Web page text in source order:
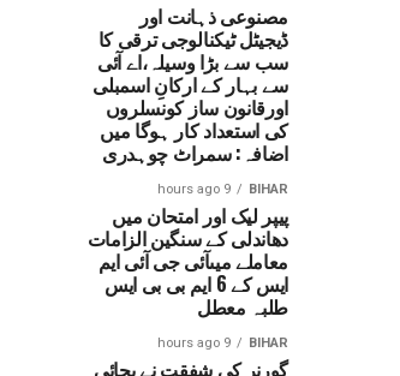
مصنوعی ذہانت اور
ڈیجیٹل ٹیکنالوجی ترقی کا
سب سے بڑا وسیلہ،اے آئی
سے بہار کے ارکانِ اسمبلی
اورقانون ساز کونسلروں
کی استعداد کار ہوگا میں
اضافہ: سمراٹ چوہدری
BIHAR
9 hours ago
پیپر لیک اور امتحان میں
دھاندلی کے سنگین الزامات
معاملے میںآئی جی آئی ایم
ایس کے 6 ایم بی بی ایس
طلبہ معطل
BIHAR
9 hours ago
گورنر کی شفقت نے بچائی